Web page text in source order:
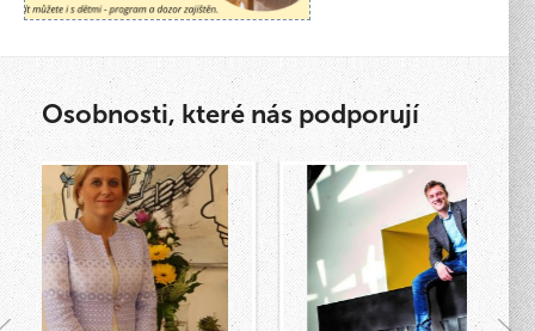
Osobnosti, které nás podporují